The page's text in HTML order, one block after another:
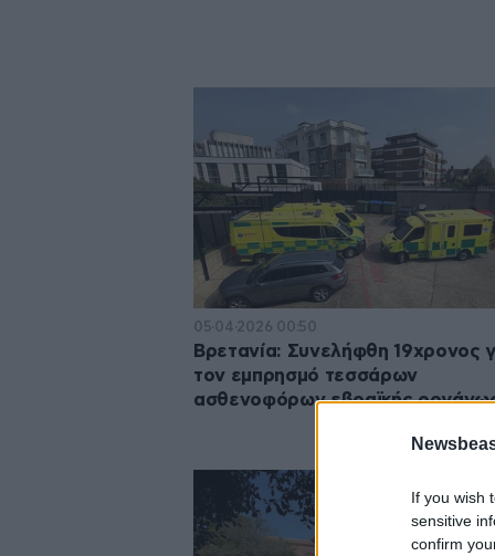
If you wish
sensitive
confirm
05·04·2026 00:50
Βρετανία: Συνελήφθη 19χρονος
τον εμπρησμό τεσσάρων
ασθενοφόρων εβραϊκής